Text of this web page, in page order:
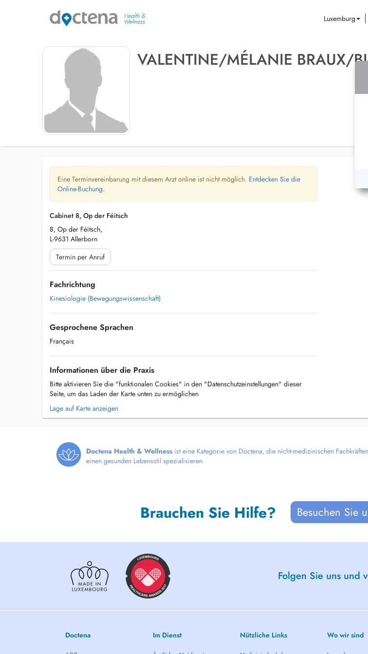
Luxemburg
VALENTINE/MÉLANIE BRAUX/
Eine Terminvereinbarung mit diesem Arzt online ist nicht möglich. Entdecken Sie die
Online-Buchung.
Cabinet 8, Op der Féitsch
8, Op der Féitsch,
L-9631 Allerborn
Termin per Anruf
Fachrichtung
Kinesiologie (Bewegungswissenschaft)
Gesprochene Sprachen
Français
Informationen über die Praxis
Bitte aktivieren Sie die "funktionalen Cookies" in den "Datenschutzeinstellungen" dieser
Seite, um das Laden der Karte unten zu ermöglichen
Lage auf Karte anzeigen
Doctena Health & Wellness ist eine Kategorie von Doctena, die nicht-medizinischen
einen gesunden Lebensstil spezialisieren.
Brauchen Sie Hilfe? Besuchen Sie
Folgen Sie uns und
Doctena Im Dienst Nützliche Links Wo wir sind